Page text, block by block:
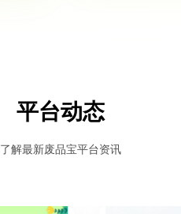
平台动态
了解最新废品宝平台资讯